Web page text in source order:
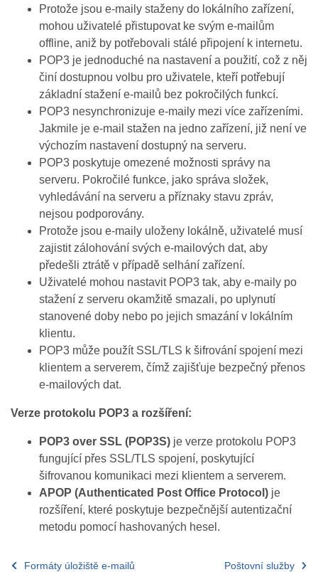
Protože jsou e‑maily staženy do lokálního zařízení,
mohou uživatelé přistupovat ke svým e‑mailům
offline, aniž by potřebovali stálé připojení k internetu.
POP3 je jednoduché na nastavení a použití, což z něj
činí dostupnou volbu pro uživatele, kteří potřebují
základní stažení e‑mailů bez pokročilých funkcí.
POP3 nesynchronizuje e‑maily mezi více zařízeními.
Jakmile je e‑mail stažen na jedno zařízení, již není ve
výchozím nastavení dostupný na serveru.
POP3 poskytuje omezené možnosti správy na
serveru. Pokročilé funkce, jako správa složek,
vyhledávání na serveru a příznaky stavu zpráv,
nejsou podporovány.
Protože jsou e‑maily uloženy lokálně, uživatelé musí
zajistit zálohování svých e‑mailových dat, aby
předešli ztrátě v případě selhání zařízení.
Uživatelé mohou nastavit POP3 tak, aby e‑maily po
stažení z serveru okamžitě smazali, po uplynutí
stanovené doby nebo po jejich smazání v lokálním
klientu.
POP3 může použít SSL/TLS k šifrování spojení mezi
klientem a serverem, čímž zajišťuje bezpečný přenos
e‑mailových dat.
Verze protokolu POP3 a rozšíření:
POP3 over SSL (POP3S) je verze protokolu POP3
fungující přes SSL/TLS spojení, poskytující
šifrovanou komunikaci mezi klientem a serverem.
APOP (Authenticated Post Office Protocol) je
rozšíření, které poskytuje bezpečnější autentizační
metodu pomocí hashovaných hesel.
Formáty úložiště e‑mailů Poštovní služby